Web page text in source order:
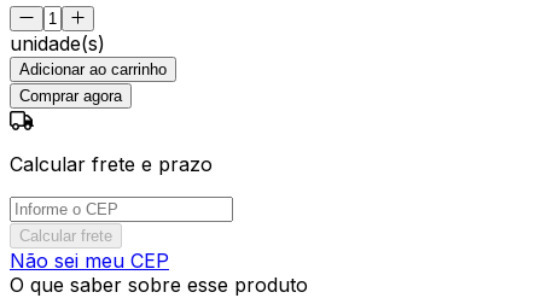
unidade(s)
Adicionar ao carrinho
Comprar agora
Calcular frete e prazo
Calcular frete
Não sei meu CEP
O que saber sobre esse produto